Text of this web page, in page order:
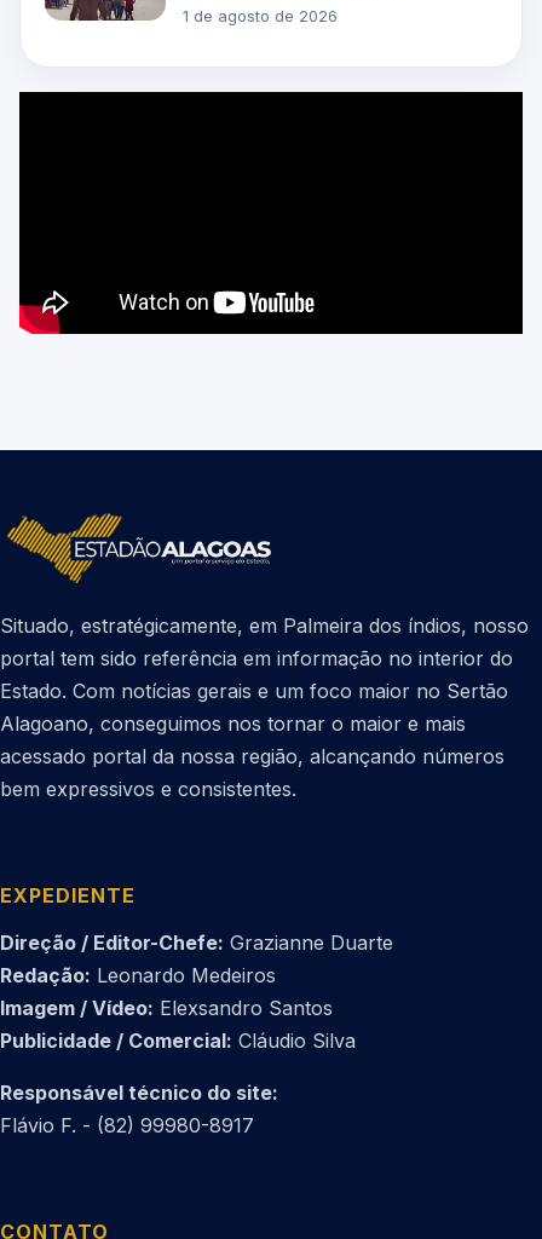
1 de agosto de 2026
Situado, estratégicamente, em Palmeira dos índios, nosso
portal tem sido referência em informação no interior do
Estado. Com notícias gerais e um foco maior no Sertão
Alagoano, conseguimos nos tornar o maior e mais
acessado portal da nossa região, alcançando números
bem expressivos e consistentes.
EXPEDIENTE
Direção / Editor-Chefe: Grazianne Duarte
Redação: Leonardo Medeiros
Imagem / Vídeo: Elexsandro Santos
Publicidade / Comercial: Cláudio Silva
Responsável técnico do site:
Flávio F. - (82) 99980-8917
CONTATO